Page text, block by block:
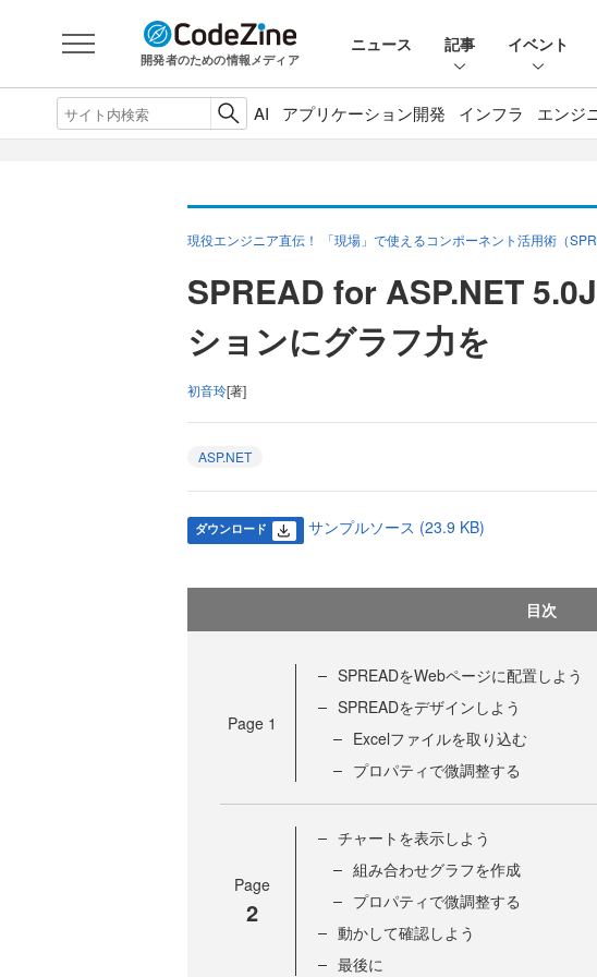
開発者のための情報メディア
ニュース 記事 イベント
AI アプリケーション開発 インフラ エンジ
現役エンジニア直伝！ 「現場」で使えるコンポーネント活用術（
SPREAD for ASP.NET
ションにグラフ力を
初音玲[著]
ASP.NET
ダウンロード サンプルソース (23.9 KB)
目次
Page 1
SPREADをWebページに配置しよう
SPREADをデザインしよう
Excelファイルを取り込む
プロパティで微調整する
Page
2
チャートを表示しよう
組み合わせグラフを作成
プロパティで微調整する
動かして確認しよう
最後に